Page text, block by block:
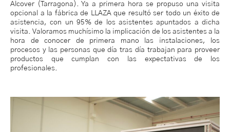
Alcover (Tarragona). Ya a primera hora se propuso una visita
opcional a la fábrica de LLAZA que resultó ser todo un éxito de
asistencia, con un 95% de los asistentes apuntados a dicha
visita. Valoramos muchísimo la implicación de los asistentes a la
hora de conocer de primera mano las instalaciones, los
procesos y las personas que día tras día trabajan para proveer
productos que cumplan con las expectativas de los
profesionales.